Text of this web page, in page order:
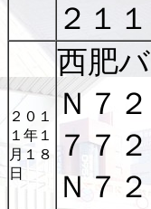
２１
２０１
１年１
月１８
日
西肥
Ｎ７
７７
Ｎ７